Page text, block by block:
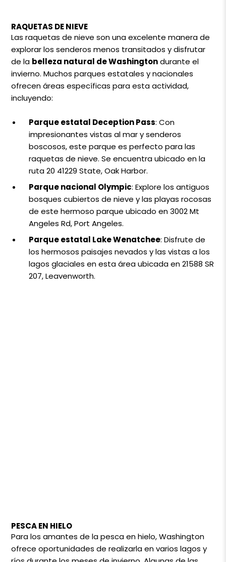
RAQUETAS DE NIEVE
Las raquetas de nieve son una excelente manera de
explorar los senderos menos transitados y disfrutar
de la belleza natural de Washingtondurante el
invierno. Muchos parques estatales y nacionales
ofrecen áreas específicas para esta actividad,
incluyendo:
Parque estatal Deception Pass: Con
impresionantes vistas al mar y senderos
boscosos, este parque es perfecto para las
raquetas de nieve. Se encuentra ubicado en la
ruta 20 41229 State, Oak Harbor.
Parque nacional Olympic: Explore los antiguos
bosques cubiertos de nieve y las playas rocosas
de este hermoso parque ubicado en 3002 Mt
Angeles Rd, Port Angeles.
Parque estatal Lake Wenatchee: Disfrute de
los hermosos paisajes nevados y las vistas a los
lagos glaciales en esta área ubicada en 21588 SR
207, Leavenworth.
PESCA EN HIELO
Para los amantes de la pesca en hielo, Washington
ofrece oportunidades de realizarla en varios lagos y